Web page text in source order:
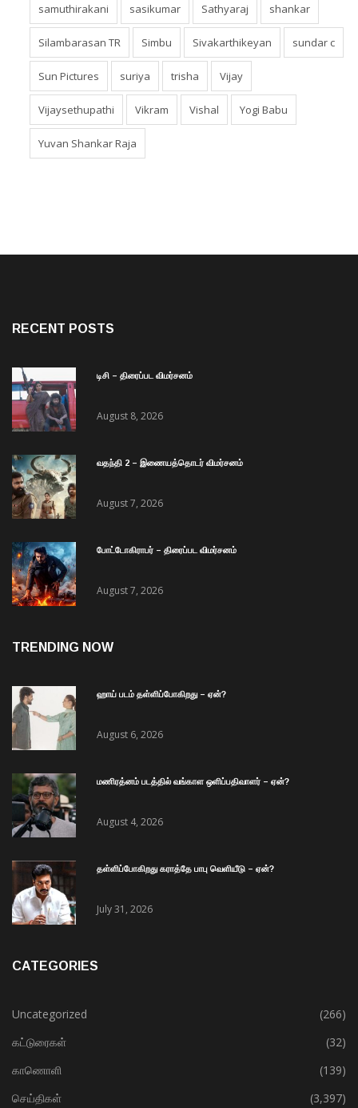
samuthirakani sasikumar Sathyaraj shankar
Silambarasan TR Simbu Sivakarthikeyan sundar c
Sun Pictures suriya trisha Vijay
Vijaysethupathi Vikram Vishal Yogi Babu
Yuvan Shankar Raja
RECENT POSTS
டிசி – திரைப்பட விமர்சனம்
August 8, 2026
வதந்தி 2 – இணையத்தொடர் விமர்சனம்
August 7, 2026
போட்டோகிராபர் – திரைப்பட விமர்சனம்
August 7, 2026
TRENDING NOW
ஹாய் படம் தள்ளிப்போகிறது – ஏன்?
August 6, 2026
மணிரத்னம் படத்தில் வங்காள ஒளிப்பதிவாளர் – ஏன்?
August 4, 2026
தள்ளிப்போகிறது கராத்தே பாபு வெளியீடு – ஏன்?
July 31, 2026
CATEGORIES
Uncategorized
(266)
கட்டுரைகள்
(32)
காணொளி
(139)
செய்திகள்
(3,397)